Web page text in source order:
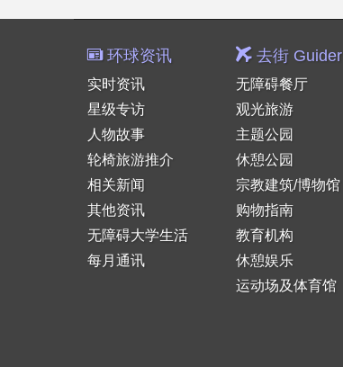
环球资讯
实时资讯
星级专访
人物故事
轮椅旅游推介
相关新闻
其他资讯
无障碍大学生活
每月通讯
去街 Guider
无障碍餐厅
观光旅游
主题公园
休憩公园
宗教建筑/博物馆
购物指南
教育机构
休憩娱乐
运动场及体育馆